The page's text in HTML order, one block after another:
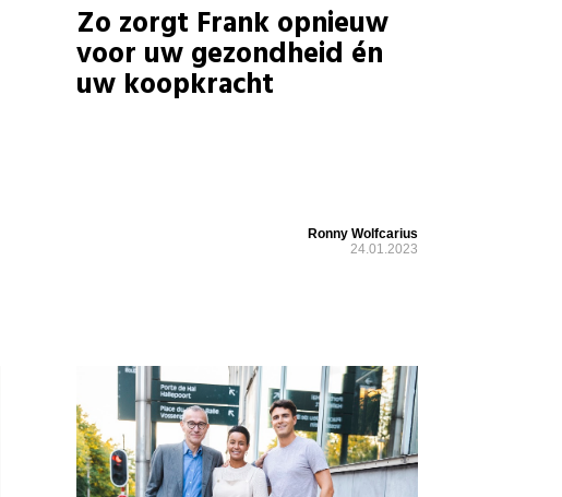
Zo zorgt Frank opnieuw
voor uw gezondheid én
uw koopkracht
Ronny Wolfcarius
24.01.2023